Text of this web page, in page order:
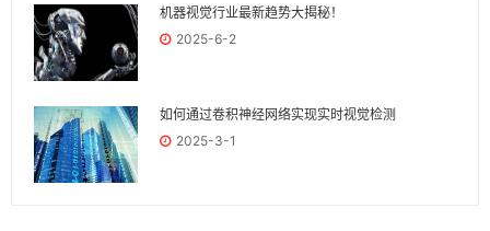
机器视觉行业最新趋势大揭秘！
2025-6-2
如何通过卷积神经网络实现实时视觉检测
2025-3-1